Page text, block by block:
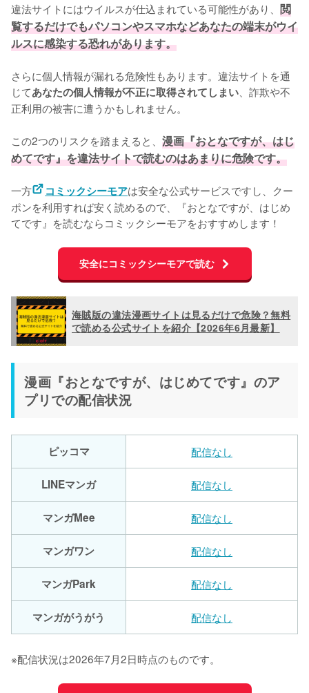
違法サイトにはウイルスが仕込まれている可能性があり、 閲
覧するだけでもパソコンやスマホなどあなたの端末がウイ
ルスに感染する恐れがあります。
さらに個人情報が漏れる危険性もあります。違法サイトを通
じてあなたの個人情報が不正に取得されてしまい 、詐欺や不
正利用の被害に遭うかもしれません。
この2つのリスクを踏まえると、 漫画『おとなですが、はじ
めてです』を違法サイトで読むのはあまりに危険です。
一方 コミックシーモアは安全な公式サービスですし、クー
ポンを利用すれば安く読めるので、『おとなですが、はじめ
てです』を読むならコミックシーモアをおすすめします！
安全にコミックシーモアで読む
海賊版の違法漫画サイトは見るだけで危険？無料
で読める公式サイトを紹介【2026年6月最新】
漫画『おとなですが、はじめてです』のア
プリでの配信状況
ピッコマ 配信なし
LINEマンガ 配信なし
マンガMee 配信なし
マンガワン 配信なし
マンガPark 配信なし
マンガがうがう 配信なし
※配信状況は2026年7月2日時点のものです。